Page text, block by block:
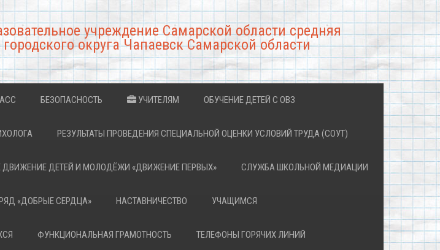
учреждение Самарской области средняя
округа Чапаевск Самарской области
БЕЗОПАСНОСТЬ УЧИТЕЛЯМ ОБУЧЕНИЕ ДЕТЕЙ С ОВЗ
РЕЗУЛЬТАТЫ ПРОВЕДЕНИЯ СПЕЦИАЛЬНОЙ ОЦЕНКИ УСЛОВИЙ ТРУДА (СОУТ)
ДВИЖЕНИЕ ДЕТЕЙ И МОЛОДЁЖИ «ДВИЖЕНИЕ ПЕРВЫХ» СЛУЖБА ШКОЛЬНОЙ МЕДИАЦИИ
«ДОБРЫЕ СЕРДЦА» НАСТАВНИЧЕСТВО УЧАЩИМСЯ
ФУНКЦИОНАЛЬНАЯ ГРАМОТНОСТЬ ТЕЛЕФОНЫ ГОРЯЧИХ ЛИНИЙ